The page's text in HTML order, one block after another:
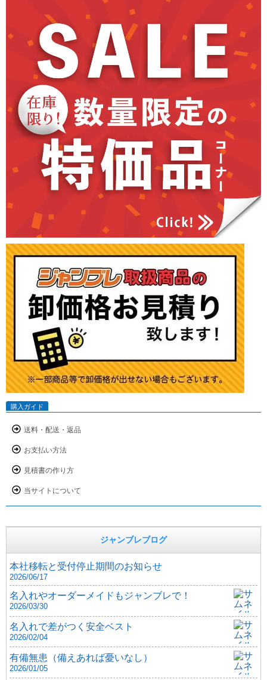
購入ガイド
送料・配送・返品
お支払い方法
見積書の作り方
当サイトについて
ジャンブレブログ
本社移転と受付停止期間のお知らせ
2026/06/17
名入れやオーダーメイドもジャンブレで！
2026/03/30
名入れで差がつく安全ベスト
2026/02/04
有備無患（備えあれば憂いなし）
2026/01/05